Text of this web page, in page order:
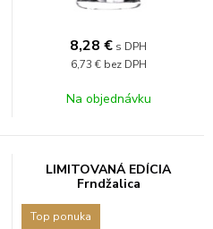
8,28 € s DPH
6,73 € bez DPH
Na objednávku
LIMITOVANÁ EDÍCIA
Frndžalica
Top ponuka